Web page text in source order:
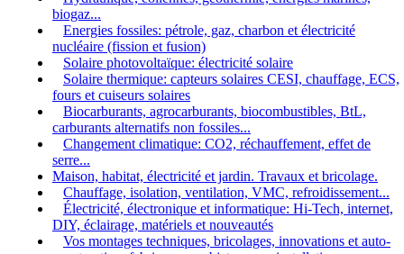
biogaz...
Energies fossiles: pétrole, gaz, charbon et électricité
nucléaire (fission et fusion)
Solaire photovoltaïque: électricité solaire
Solaire thermique: capteurs solaires CESI, chauffage, ECS,
fours et cuiseurs solaires
Biocarburants, agrocarburants, biocombustibles, BtL,
carburants alternatifs non fossiles...
Changement climatique: CO2, réchauffement, effet de
serre...
Maison, habitat, électricité et jardin. Travaux et bricolage.
Chauffage, isolation, ventilation, VMC, refroidissement...
Électricité, électronique et informatique: Hi-Tech, internet,
DIY, éclairage, matériels et nouveautés
Vos montages techniques, bricolages, innovations et auto-